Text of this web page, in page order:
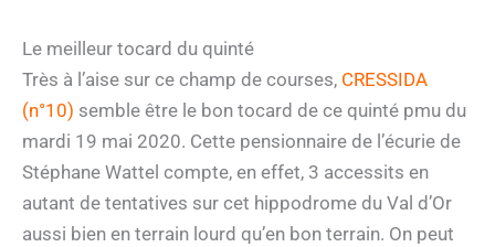
Le meilleur tocard du quinté
Très à l’aise sur ce champ de courses, CRESSIDA
(n°10) semble être le bon tocard de ce quinté pmu du
mardi 19 mai 2020. Cette pensionnaire de l’écurie de
Stéphane Wattel compte, en effet, 3 accessits en
autant de tentatives sur cet hippodrome du Val d’Or
aussi bien en terrain lourd qu’en bon terrain. On peut